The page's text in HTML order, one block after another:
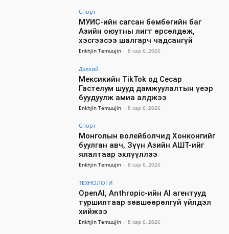
Спорт
МУИС-ийн сагсан бөмбөгийн баг
Азийн оюутны лигт өрсөлдөж,
хэсгээсээ шалгарч чадсангүй
Enkhjin Temuujin - 8 сар 6, 2026
Дэлхий
Мексикийн TikTok од Сесар
Гастелум шууд дамжуулалтын үеэр
буудуулж амиа алджээ
Enkhjin Temuujin - 8 сар 6, 2026
Спорт
Монголын волейболчид Хонконгийг
буулган авч, Зүүн Азийн АШТ-ийг
ялалтаар эхлүүллээ
Enkhjin Temuujin - 8 сар 6, 2026
ТЕХНОЛОГИ
OpenAI, Anthropic-ийн AI агентууд
туршилтаар зөвшөөрөлгүй үйлдэл
хийжээ
Enkhjin Temuujin - 8 сар 6, 2026